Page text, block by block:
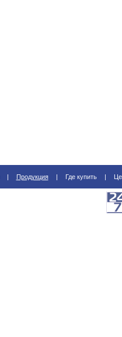
| Продукция | Где купить |